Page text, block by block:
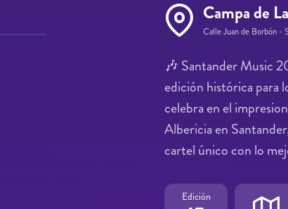
Campa de
Calle Juan de Borbón -
🎶 Santander Music
edición histórica para
celebra en el
Albericia en
cartel único con lo
Edición